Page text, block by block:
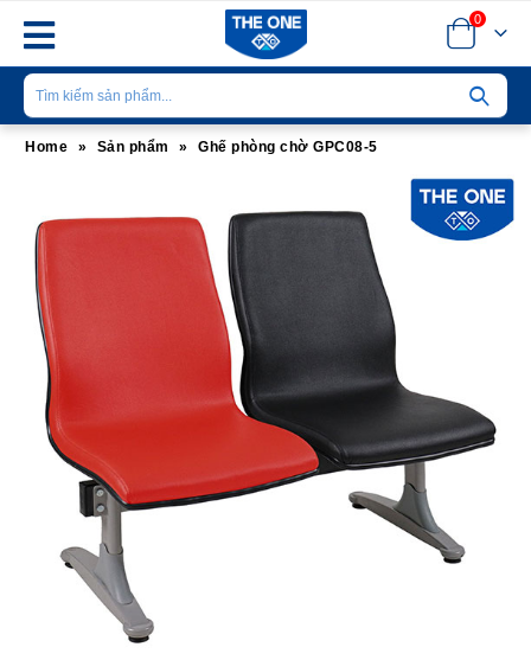
0
Home » Sản phẩm » Ghế phòng chờ GPC08-5